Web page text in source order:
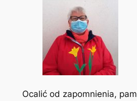
Ocalić od zapomnienia,